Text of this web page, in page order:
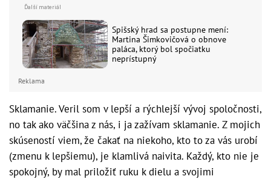
Spišský hrad sa postupne mení:
Martina Šimkovičová o obnove
paláca, ktorý bol spočiatku
neprístupný
Reklama
Sklamanie. Veril som v lepší a rýchlejší vývoj spoločnosti,
no tak ako väčšina z nás, i ja zažívam sklamanie. Z mojich
skúseností viem, že čakať na niekoho, kto to za vás urobí
(zmenu k lepšiemu), je klamlivá naivita. Každý, kto nie je
spokojný, by mal priložiť ruku k dielu a svojimi